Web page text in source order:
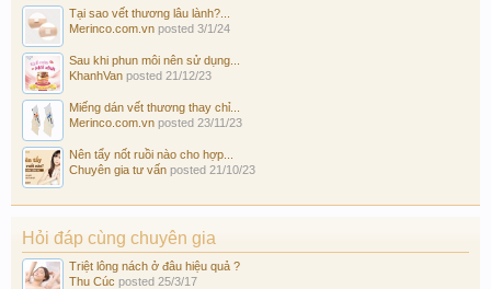
Tại sao vết thương lâu lành?...
Merinco.com.vn posted 3/1/24
Sau khi phun môi nên sử dụng...
KhanhVan posted 21/12/23
Miếng dán vết thương thay chỉ...
Merinco.com.vn posted 23/11/23
Nên tẩy nốt ruồi nào cho hợp...
Chuyên gia tư vấn posted 21/10/23
Hỏi đáp cùng chuyên gia
Triệt lông nách ở đâu hiệu quả ?
Thu Cúc posted 25/3/17